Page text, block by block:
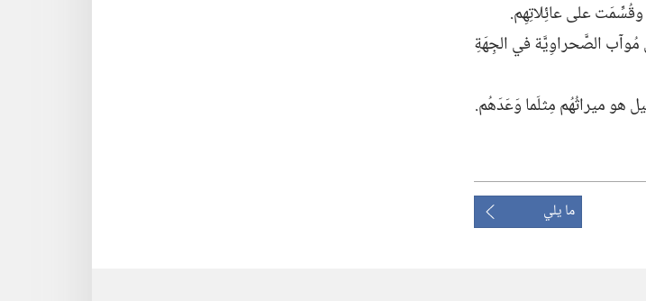
على عائِلاتِهِم.‏
الصَّحراوِيَّة في الجِهَةِ
هو ميراثُهُم مِثلَما وَعَدَهُم.‏
ما يلي